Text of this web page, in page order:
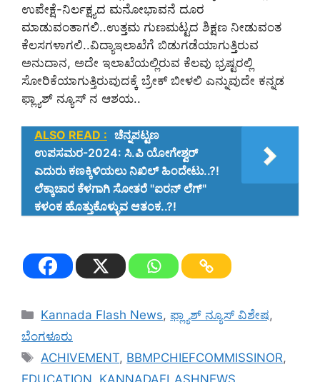
ಉಪೇಕ್ಷೆ-ನಿರ್ಲಕ್ಷ್ಯದ ಮನೋಭಾವನೆ ದೂರ
ಮಾಡುವಂತಾಗಲಿ..ಉತ್ತಮ ಗುಣಮಟ್ಟದ ಶಿಕ್ಷಣ ನೀಡುವಂತ
ಕೆಲಸಗಳಾಗಲಿ..ವಿದ್ಯಾಇಲಾಖೆಗೆ ಬಿಡುಗಡೆಯಾಗುತ್ತಿರುವ
ಅನುದಾನ, ಅದೇ ಇಲಾಖೆಯಲ್ಲಿರುವ ಕೆಲವು ಭ್ರಷ್ಟರಲ್ಲಿ
ಸೋರಿಕೆಯಾಗುತ್ತಿರುವುದಕ್ಕೆ ಬ್ರೇಕ್ ಬೀಳಲಿ ಎನ್ನುವುದೇ ಕನ್ನಡ
ಫ್ಲ್ಯಾಶ್ ನ್ಯೂಸ್ ನ ಆಶಯ..
ALSO READ : ಚೆನ್ನಪಟ್ಟಣ
ಉಪಸಮರ-2024: ಸಿ.ಪಿ ಯೋಗೇಶ್ವರ್
ಎದುರು ಕಣಕ್ಕಿಳಿಯಲು ನಿಖಿಲ್ ಹಿಂದೇಟು..?!
ಲೆಕ್ಕಾಚಾರ ಕೆಳಗಾಗಿ ಸೋತರೆ "ಐರನ್ ಲೆಗ್"
ಕಳಂಕ ಹೊತ್ತುಕೊಳ್ಳುವ ಆತಂಕ..?!
Categories
Kannada Flash News, ಫ್ಲ್ಯಾಶ್ ನ್ಯೂಸ್ ವಿಶೇಷ,
ಬೆಂಗಳೂರು
Tags
ACHIVEMENT, BBMPCHIEFCOMMISSINOR,